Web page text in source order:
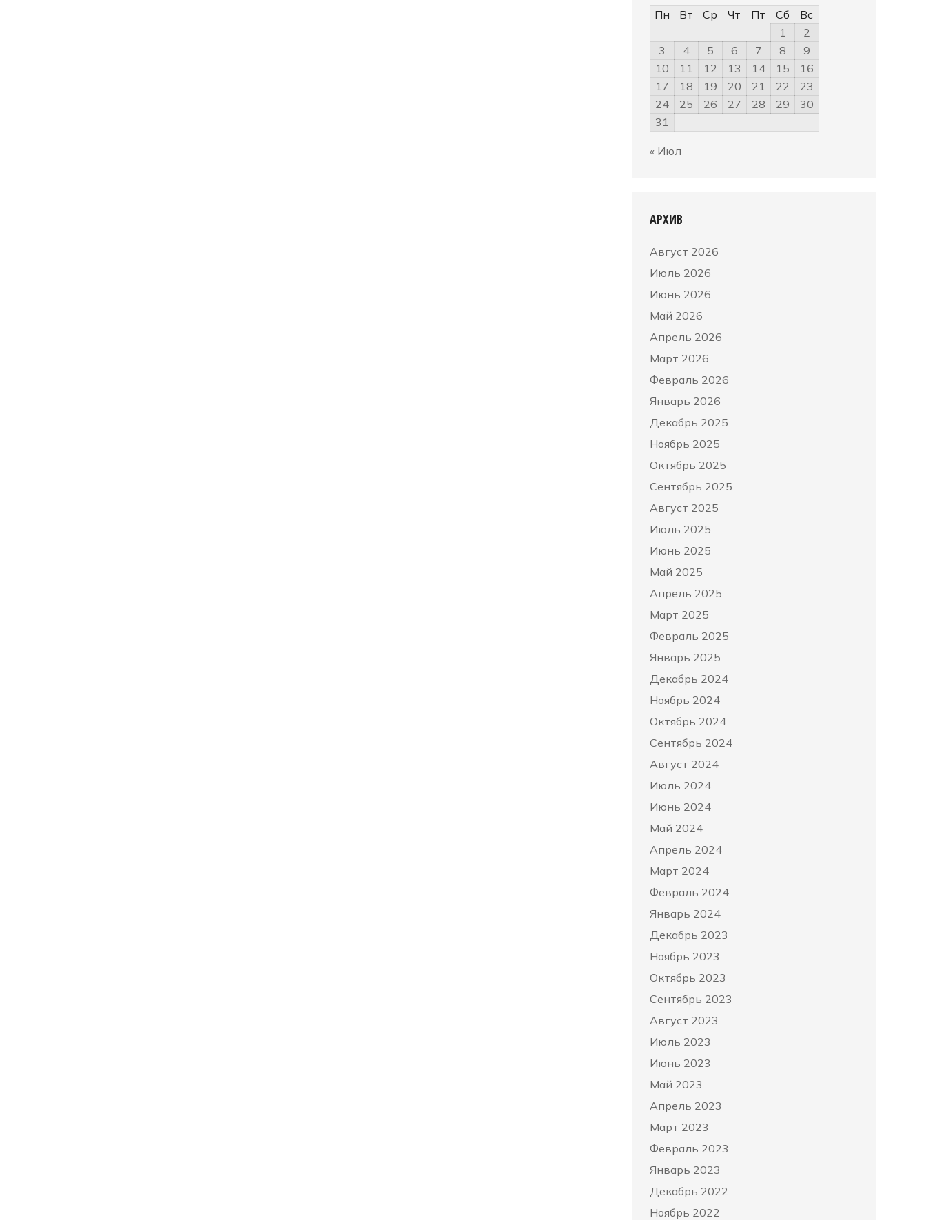
Пн
Вт Ср Чт Пт Сб
Вс
1
2
3
4 5 6 7 8
9
10
11 12 13 14 15
16
17
18 19 20 21 22
23
24
25 26 27 28 29
30
31
« Июл
АРХИВ
Август 2026
Июль 2026
Июнь 2026
Май 2026
Апрель 2026
Март 2026
Февраль 2026
Январь 2026
Декабрь 2025
Ноябрь 2025
Октябрь 2025
Сентябрь 2025
Август 2025
Июль 2025
Июнь 2025
Май 2025
Апрель 2025
Март 2025
Февраль 2025
Январь 2025
Декабрь 2024
Ноябрь 2024
Октябрь 2024
Сентябрь 2024
Август 2024
Июль 2024
Июнь 2024
Май 2024
Апрель 2024
Март 2024
Февраль 2024
Январь 2024
Декабрь 2023
Ноябрь 2023
Октябрь 2023
Сентябрь 2023
Август 2023
Июль 2023
Июнь 2023
Май 2023
Апрель 2023
Март 2023
Февраль 2023
Январь 2023
Декабрь 2022
Ноябрь 2022